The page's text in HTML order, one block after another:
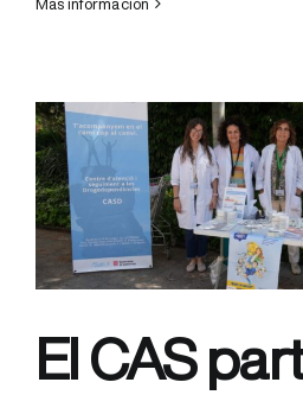
y
el
Más información
El CAS